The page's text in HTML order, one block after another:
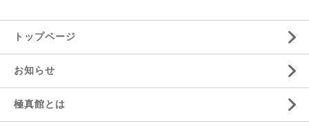
トップページ
お知らせ
極真館とは